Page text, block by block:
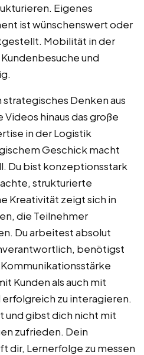
Eigenes
ist wünschenswert oder
Mobilität in der
und
Denken aus
hinaus das große
in der Logistik
Geschick macht
Du bist konzeptionsstark
strukturierte
Kreativität zeigt sich in
die Teilnehmer
Du arbeitest absolut
benötigst
Kunden als auch mit
zu interagieren.
und gibst dich nicht mit
zufrieden. Dein
dir, Lernerfolge zu messen